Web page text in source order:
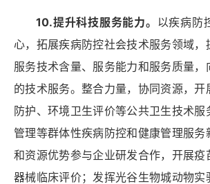
10.提升科技服务能力。 以疾病防
心，拓展疾病防控社会技术服务领域
服务技术含量、服务能力和服务质量，
的技术服务。整合力量，协同资源，
防护、环境卫生评价等公共卫生技术
管理等群体性疾病防控和健康管理服
和资源优势参与企业研发合作，开展疫
器械临床评价；发挥光谷生物城动物实